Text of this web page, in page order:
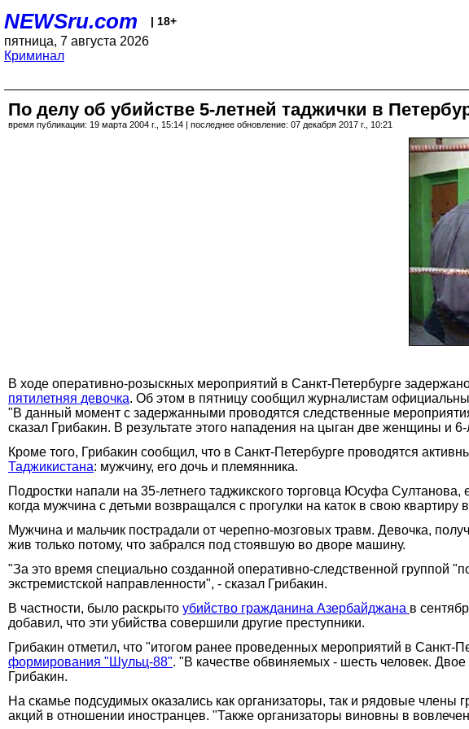
NEWSru.com | 18+
пятница, 7 августа 2026
Криминал
По делу об убийстве 5-летней таджички в
время публикации: 19 марта 2004 г., 15:14 | последнее обновление: 07 декабря 2017 г., 10:21
В ходе оперативно-розыскных мероприятий в Санкт-Петербурге
пятилетняя девочка. Об этом в пятницу сообщил журналистам
"В данный момент с задержанными проводятся следственные
сказал Грибакин. В результате этого нападения на цыган две женщины и
Кроме того, Грибакин сообщил, что в Санкт-Петербурге проводятся
Таджикистана: мужчину, его дочь и племянника.
Подростки напали на 35-летнего таджикского торговца Юсуфа
когда мужчина с детьми возвращался с прогулки на каток в свою квартиру
Мужчина и мальчик пострадали от черепно-мозговых травм. Девочка,
жив только потому, что забрался под стоявшую во дворе машину.
"За это время специально созданной оперативно-следственной группой
экстремистской направленности", - сказал Грибакин.
В частности, было раскрыто убийство гражданина Азербайджана в
добавил, что эти убийства совершили другие преступники.
Грибакин отметил, что "итогом ранее проведенных мероприятий в Санкт-
формирования "Шульц-88". "В качестве обвиняемых - шесть человек.
Грибакин.
На скамье подсудимых оказались как организаторы, так и рядовые
акций в отношении иностранцев. "Также организаторы виновны в